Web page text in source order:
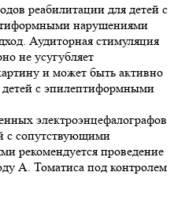
реабилитации для детей с
нарушениями
Аудиторная стимуляция
не усугубляет
и может быть активно
детей с эпилептиформными
электроэнцефалографов
с сопутствующими
рекомендуется проведение
А. Томатиса под контролем